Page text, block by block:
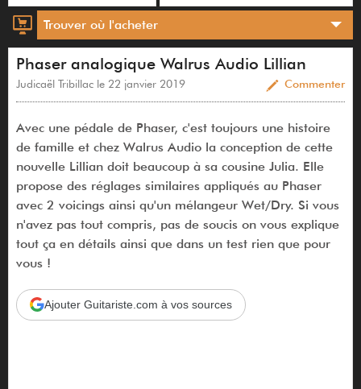
Trouver où l'acheter
Phaser analogique Walrus Audio Lillian
Judicaël Tribillac le 22 janvier 2019 Commenter
Avec une pédale de Phaser, c'est toujours une histoire
de famille et chez Walrus Audio la conception de cette
nouvelle Lillian doit beaucoup à sa cousine Julia. Elle
propose des réglages similaires appliqués au Phaser
avec 2 voicings ainsi qu'un mélangeur Wet/Dry. Si vous
n'avez pas tout compris, pas de soucis on vous explique
tout ça en détails ainsi que dans un test rien que pour
vous !
Ajouter Guitariste.com à vos sources